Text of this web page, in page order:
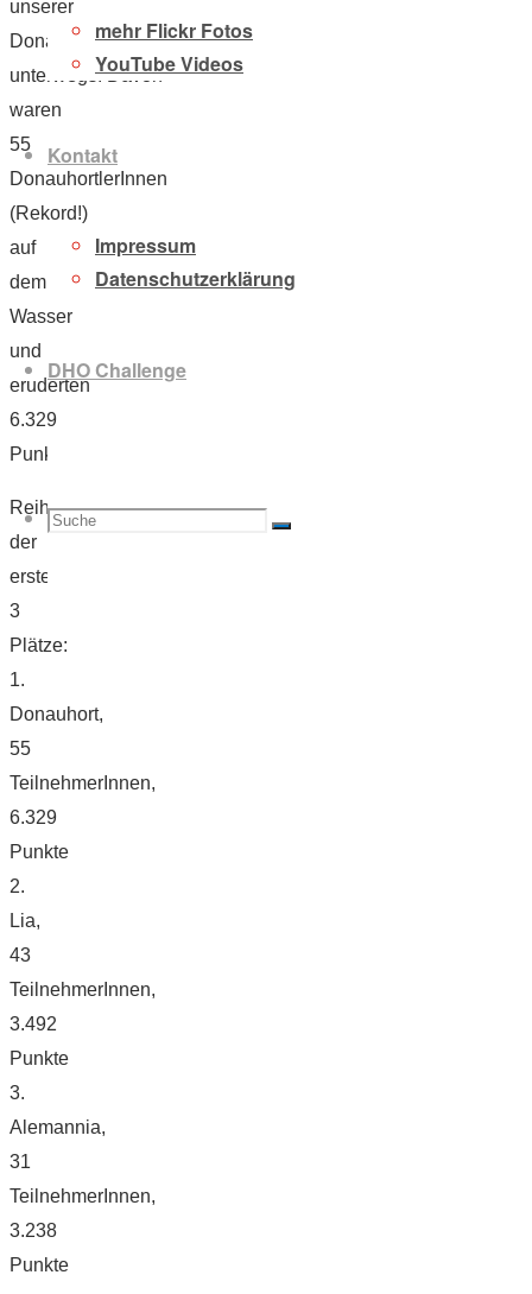
mehr Flickr Fotos
YouTube Videos
Kontakt
Impressum
Datenschutzerklärung
DHO Challenge
Suche
Suchen
Suche
unserer
Donau
unterwegs. Davon
waren
55
DonauhortlerInnen
(Rekord!)
auf
dem
Wasser
und
eruderten
6.329
Punkte!
Reihung
der
ersten
3
Plätze:
1.
Donauhort,
55
TeilnehmerInnen,
6.329
Punkte
2.
Lia,
43
TeilnehmerInnen,
3.492
Punkte
3.
Alemannia,
31
TeilnehmerInnen,
3.238
Punkte